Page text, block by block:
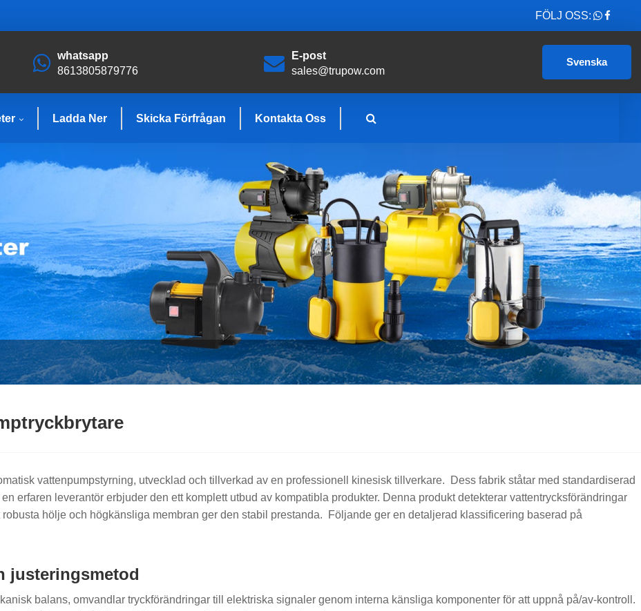
FÖLJ OSS:
whatsapp
8613805879776
E-post
sales@trupow.com
Svenska
Ladda Ner Skicka Förfrågan Kontakta Oss
vattenpumpstyrning, utvecklad och tillverkad av en professionell kinesisk tillverkare. Dess fabrik ståtar med standardiserad
erfaren leverantör erbjuder den ett komplett utbud av kompatibla produkter. Denna produkt detekterar vattentrycksförändringar
hölje och högkänsliga membran ger den stabil prestanda. Följande ger en detaljerad klassificering baserad på
justeringsmetod
balans, omvandlar tryckförändringar till elektriska signaler genom interna känsliga komponenter för att uppnå på/av-kontroll.